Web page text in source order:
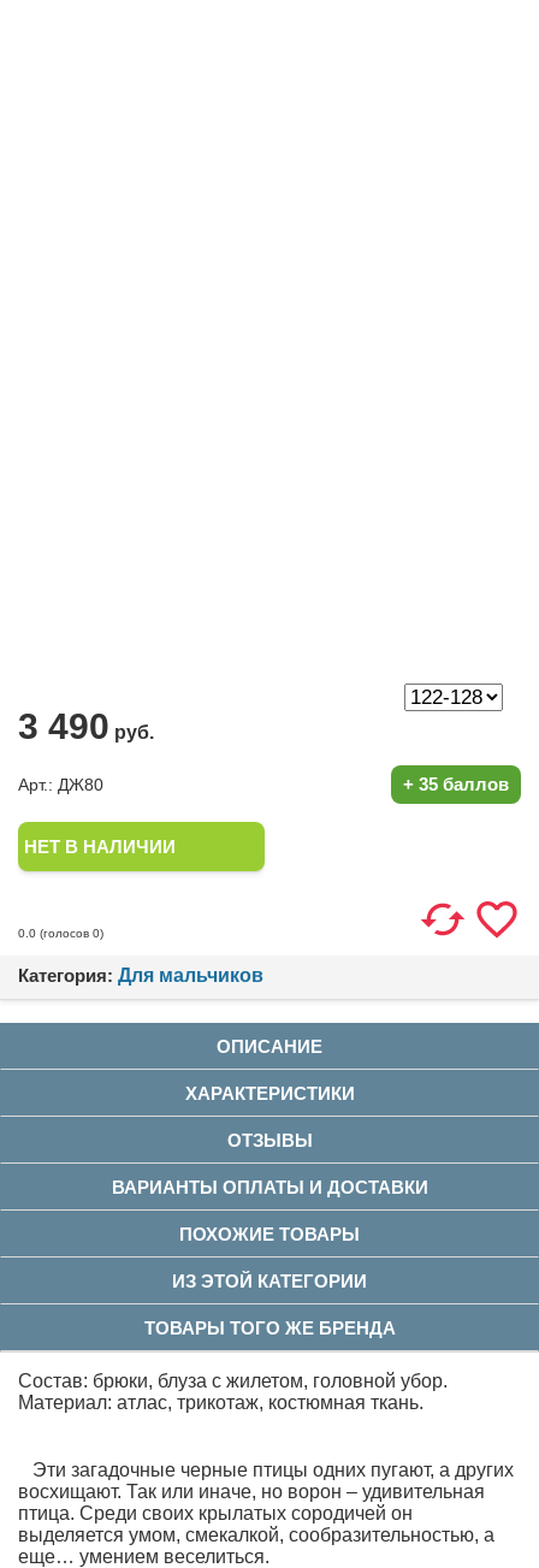
3 490 руб.
Арт.: ДЖ80 + 35 баллов
НЕТ В НАЛИЧИИ
0.0 (голосов 0)
Категория: Для мальчиков
ОПИСАНИЕ
ХАРАКТЕРИСТИКИ
ОТЗЫВЫ
ВАРИАНТЫ ОПЛАТЫ И ДОСТАВКИ
ПОХОЖИЕ ТОВАРЫ
ИЗ ЭТОЙ КАТЕГОРИИ
ТОВАРЫ ТОГО ЖЕ БРЕНДА
Состав: брюки, блуза с жилетом, головной убор.
Материал: атлас, трикотаж, костюмная ткань.
Эти загадочные черные птицы одних пугают, а других
восхищают. Так или иначе, но ворон – удивительная
птица. Среди своих крылатых сородичей он
выделяется умом, смекалкой, сообразительностью, а
еще… умением веселиться.